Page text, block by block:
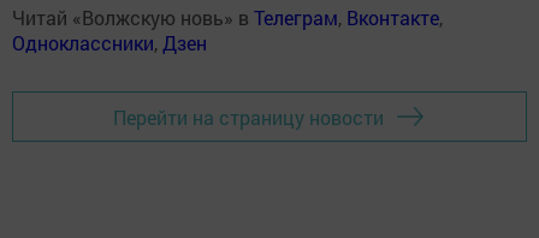
Читай «Волжскую новь» в Телеграм, Вконтакте,
Одноклассники,Дзен
Перейти на страницу новости